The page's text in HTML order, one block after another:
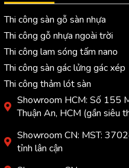
Thi công sàn gỗ sàn nhựa
Thi công gỗ nhựa ngoài trời
Thi công lam sóng tấm nano
Thi công sàn gác lửng gác xép
Thi công thảm lót sàn
Showroom HCM: Số 155
Thuận An, HCM (gần siêu
Showroom CN: MST:
tỉnh lân cận